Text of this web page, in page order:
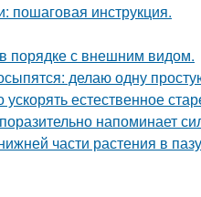
пошаговая инструкция.
порядке с внешним видом.
делаю одну
естественное
напоминает
части растения в